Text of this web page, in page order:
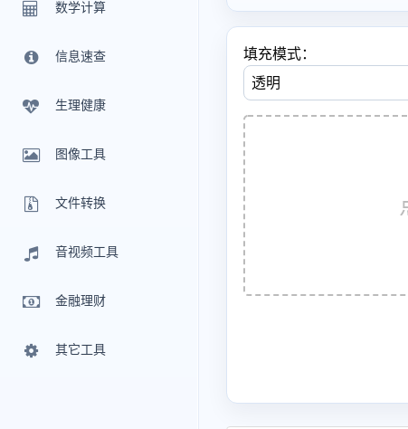
数学计算
信息速查
生理健康
图像工具
文件转换
音视频工具
金融理财
其它工具
填充模式：